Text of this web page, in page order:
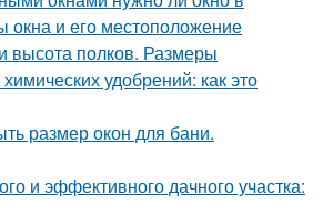
окна и его местоположение
высота полков. Размеры
удобрений: как это
размер окон для бани.
и эффективного дачного участка: